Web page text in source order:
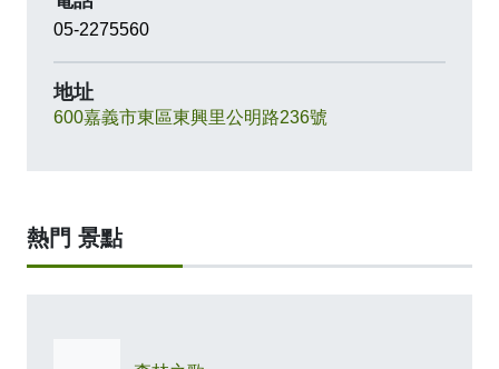
05-2275560
地址
600嘉義市東區東興里公明路236號
熱門 景點